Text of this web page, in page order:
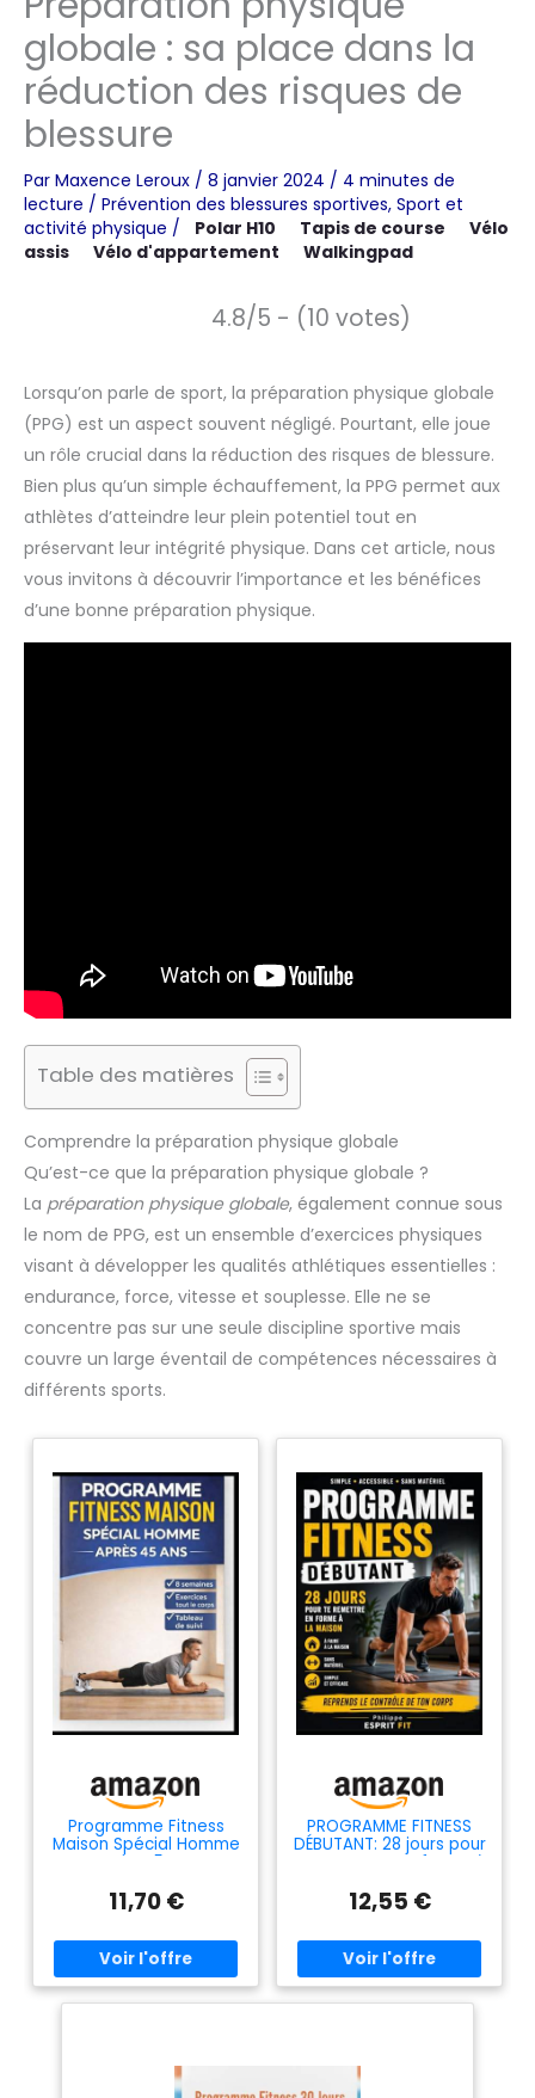
globale : sa place dans la
réduction des risques de
blessure
Par Maxence Leroux / 8 janvier 2024 / 4 minutes de
lecture / Prévention des blessures sportives, Sport et
activité physique / Polar H10 Tapis de course
Vélo
assis
Vélo d'appartement Walkingpad
4.8/5 - (10 votes)
Lorsqu’on parle de sport, la préparation physique globale
(PPG) est un aspect souvent négligé. Pourtant, elle joue
un rôle crucial dans la réduction des risques de blessure.
Bien plus qu’un simple échauffement, la PPG permet aux
athlètes d’atteindre leur plein potentiel tout en
préservant leur intégrité physique. Dans cet article, nous
vous invitons à découvrir l’importance et les bénéfices
d’une bonne préparation physique.
Table des matières
Comprendre la préparation physique globale
Qu’est-ce que la préparation physique globale ?
La préparation physique globale, également connue sous
le nom de PPG, est un ensemble d’exercices physiques
visant à développer les qualités athlétiques essentielles :
endurance, force, vitesse et souplesse. Elle ne se
concentre pas sur une seule discipline sportive mais
couvre un large éventail de compétences nécessaires à
différents sports.
Programme Fitness
Maison Spécial Homme
Après 45 Ans:
de remise en forme à
la maison pour
et retrouver énergie et
tonicité en 8 semaines
11,70 €
PROGRAMME FITNESS
DÉBUTANT: 28 jours pour
te remettre en forme à
et reprendre le
contrôle de ton corps
12,55 €